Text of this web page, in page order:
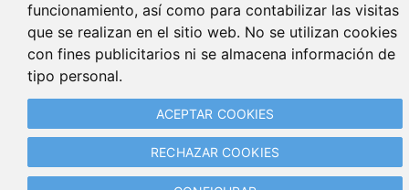
funcionamiento, así como para contabilizar las visitas
que se realizan en el sitio web. No se utilizan cookies
con fines publicitarios ni se almacena información de
tipo personal.
ACEPTAR COOKIES
RECHAZAR COOKIES